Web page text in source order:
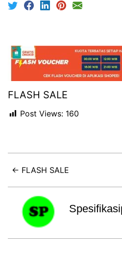
FLASH SALE
Post Views: 160
← FLASH SALE